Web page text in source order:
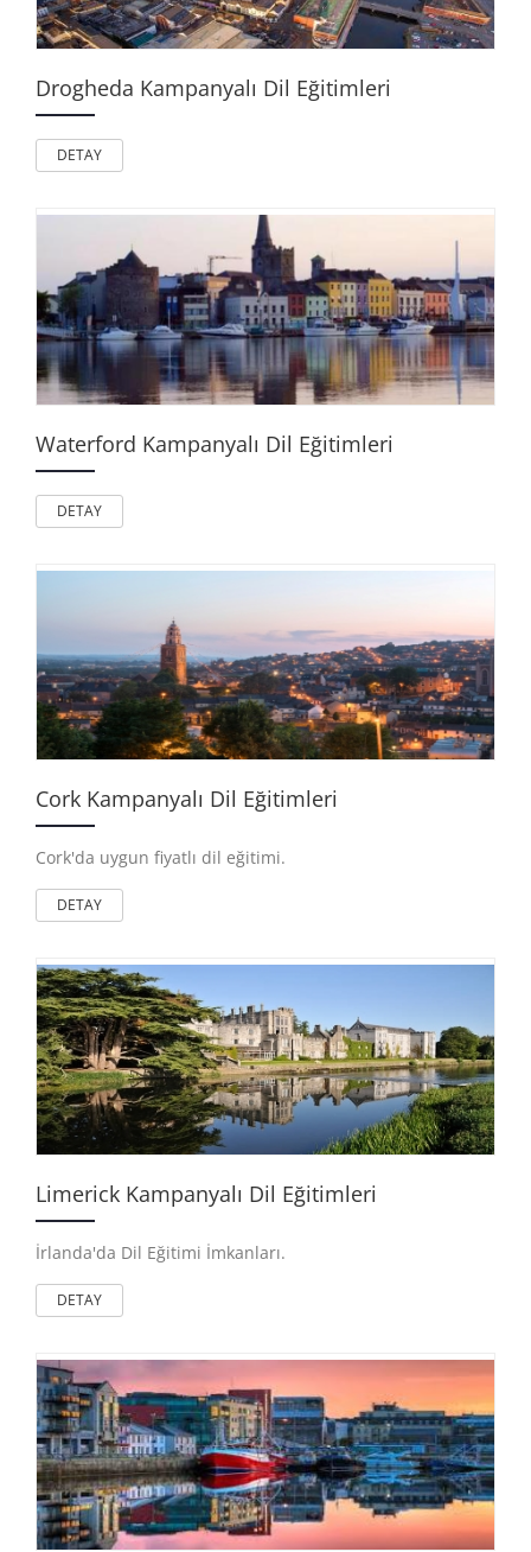
Drogheda Kampanyalı Dil Eğitimleri
DETAY
Waterford Kampanyalı Dil Eğitimleri
DETAY
Cork Kampanyalı Dil Eğitimleri
Cork'da uygun fiyatlı dil eğitimi.
DETAY
Limerick Kampanyalı Dil Eğitimleri
İrlanda'da Dil Eğitimi İmkanları.
DETAY